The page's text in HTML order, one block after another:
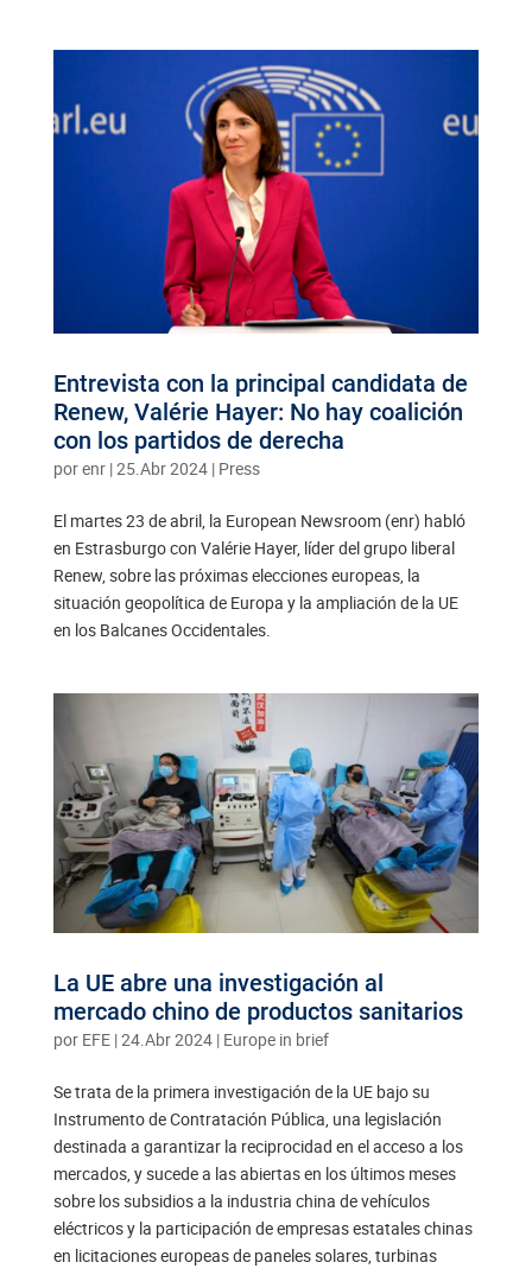
Entrevista con la principal candidata de
Renew, Valérie Hayer: No hay coalición
con los partidos de derecha
porenr|25.Abr 2024| Press
El martes 23 de abril, la European Newsroom (enr) habló
en Estrasburgo con Valérie Hayer, líder del grupo liberal
Renew, sobre las próximas elecciones europeas, la
situación geopolítica de Europa y la ampliación de la UE
en los Balcanes Occidentales.
La UE abre una investigación al
mercado chino de productos sanitarios
por EFE|24.Abr 2024| Europe in brief
Se trata de la primera investigación de la UE bajo su
Instrumento de Contratación Pública, una legislación
destinada a garantizar la reciprocidad en el acceso a los
mercados, y sucede a las abiertas en los últimos meses
sobre los subsidios a la industria china de vehículos
eléctricos y la participación de empresas estatales chinas
en licitaciones europeas de paneles solares, turbinas